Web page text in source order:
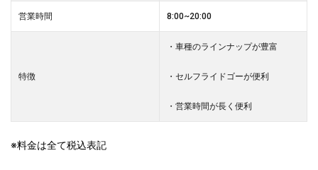
営業時間 8:00~20:00
特徴
・車種のラインナップが豊富
・セルフライドゴーが便利
・営業時間が長く便利
※料金は全て税込表記